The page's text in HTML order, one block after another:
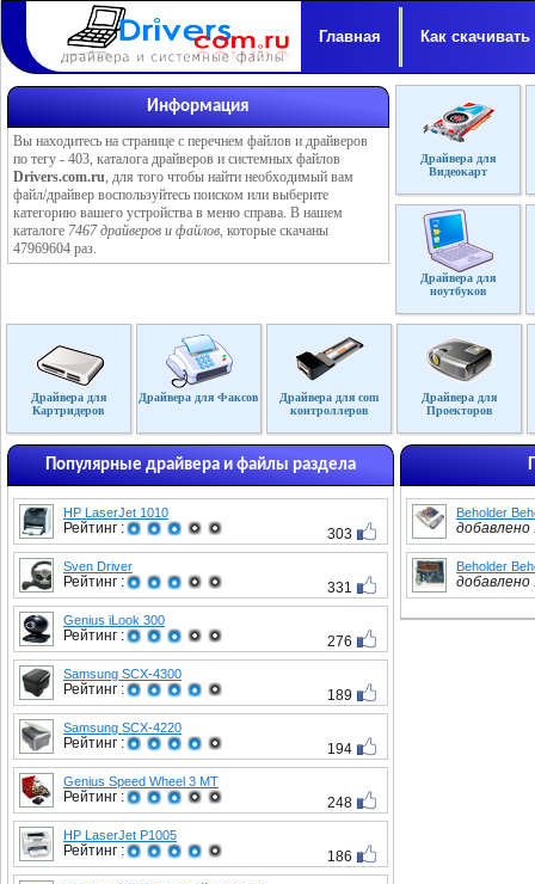
Главная Как скачивать
Информация
Вы находитесь на странице с перечнем файлов и драйверов
по тегу - 403, каталога драйверов и системных файлов
Drivers.com.ru, для того чтобы найти необходимый вам
файл/драйвер воспользуйтесь поиском или выберите
категорию вашего устройства в меню справа. В нашем
каталоге 7467 драйверов и файлов, которые скачаны
47969604 раз.
Драйвера для
Видеокарт
Драйвера для
ноутбуков
Драйвера для
Картридеров
Драйвера для Факсов
Драйвера для com
контроллеров
Драйвера для
Проекторов
Популярные драйвера и файлы раздела
HP LaserJet 1010
Рейтинг : 303
Sven Driver
Рейтинг : 331
Genius iLook 300
Рейтинг : 276
Samsung SCX-4300
Рейтинг : 189
Samsung SCX-4220
Рейтинг : 194
Genius Speed Wheel 3 MT
Рейтинг : 248
HP LaserJet P1005
Рейтинг : 186
Beholder
добавлено
Beholder
добавлено